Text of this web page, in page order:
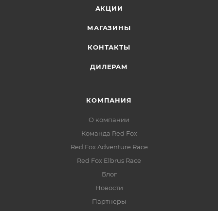
АКЦИИ
МАГАЗИНЫ
КОНТАКТЫ
ДИЛЕРАМ
КОМПАНИЯ
О компании
Команда Red Fox
Red Fox Adventure Race
Red Fox Elbrus Race
Блог
Новости
Партнеры